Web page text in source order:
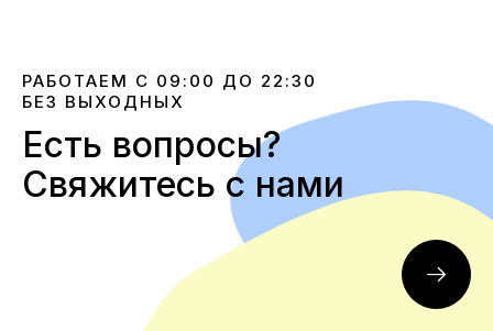
кратчайшие сроки, чтобы сделать ваш шопинг на
yeezyboost.in.ua максимально приятным.
РАБОТАЕМ С 09:00 ДО 22:30
БЕЗ ВЫХОДНЫХ
Есть вопросы?
Свяжитесь с нами